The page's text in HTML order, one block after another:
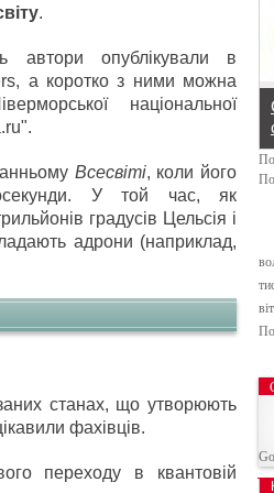
.
автори опублікували в
а коротко з ними можна
національної
Всесвіті, коли його
У той час, як
градусів Цельсія і
адрони (наприклад,
станах, що утворюють
фахівців.
переходу в квантовій